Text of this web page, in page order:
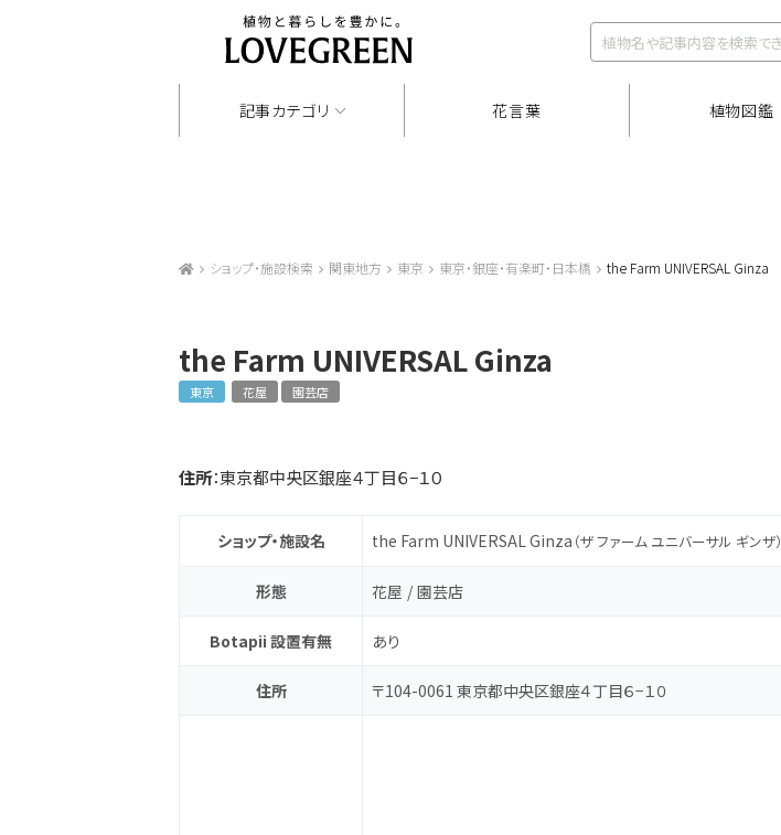
記事カテゴリ 花言葉 植物図鑑
ショップ・施設検索 関東地方 東京 東京・銀座・有楽町・日本橋 the Farm UNIVERSAL Ginza
the Farm UNIVERSAL Ginza
東京 花屋 園芸店
住所：東京都中央区銀座４丁目６−１０
ショップ・施設名 the Farm UNIVERSAL Ginza （ザ ファーム ユニバーサル ギンザ）
形態 花屋 園芸店
Botapii 設置有無 あり
住所 〒104-0061 東京都中央区銀座４丁目６−１０